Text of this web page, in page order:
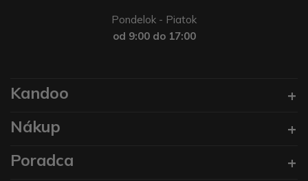
Pondelok - Piatok
od 9:00 do 17:00
Kandoo
Nákup
Poradca